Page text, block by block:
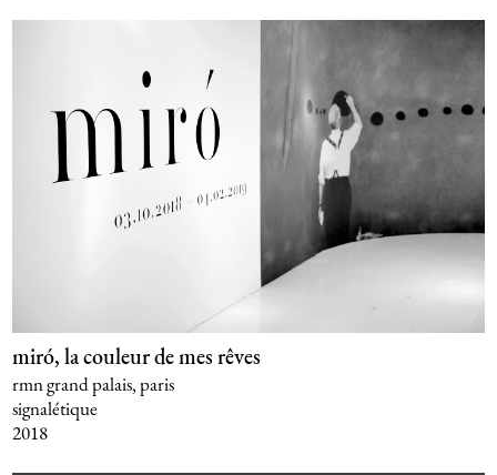
miró, la couleur de mes rêves
rmn grand palais, paris
signalétique
2018